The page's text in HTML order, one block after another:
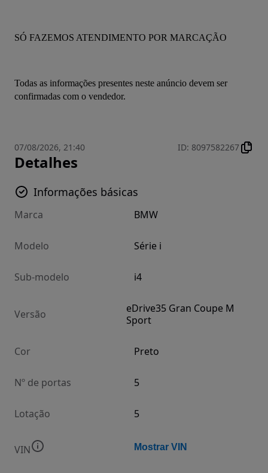
SÓ FAZEMOS ATENDIMENTO POR MARCAÇÃO
Todas as informações presentes neste anúncio devem ser
confirmadas com o vendedor.
07/08/2026, 21:40 ID: 8097582267
Detalhes
Informações básicas
Marca BMW
Modelo Série i
Sub-modelo i4
Versão
eDrive35 Gran Coupe M
Sport
Cor Preto
Nº de portas 5
Lotação 5
VIN Mostrar VIN